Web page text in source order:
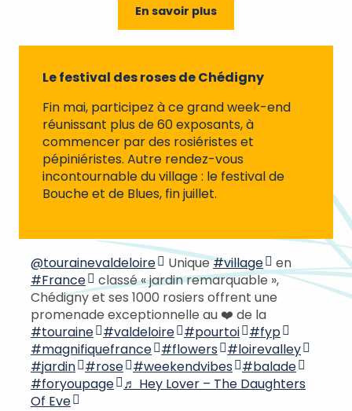
En savoir plus
Le festival des roses de Chédigny
Fin mai, participez à ce grand week-end
réunissant plus de 60 exposants, à
commencer par des rosiéristes et
pépiniéristes. Autre rendez-vous
incontournable du village : le festival de
Bouche et de Blues, fin juillet.
@tourainevaldeloire Unique#village
en
#France
classé « jardin remarquable »,
Chédigny et ses 1000 rosiers offrent une
promenade exceptionnelle au ❤️ de la
#touraine #valdeloire #pourtoi #fyp
#magnifiquefrance #flowers #loirevalley
#jardin #rose #weekendvibes #balade
#foryoupage
♬ Hey Lover – The Daughters
Of Eve